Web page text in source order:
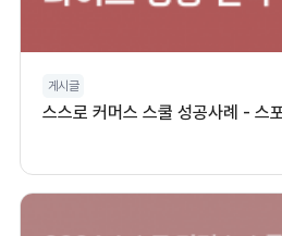
게시글
스스로 커머스 스쿨 성공사례 - 스